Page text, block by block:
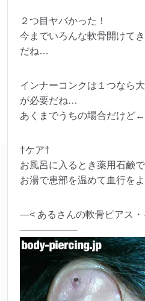
２つ目ヤバかった！
今までいろんな軟骨開けて
だね…
インナーコンクは１つなら
が必要だね…
あくまでうちの場合だけど←
†ケア†
お風呂に入るとき薬用石鹸
お湯で患部を温めて血行をよ
—< あるさんの軟骨ピアス
——————